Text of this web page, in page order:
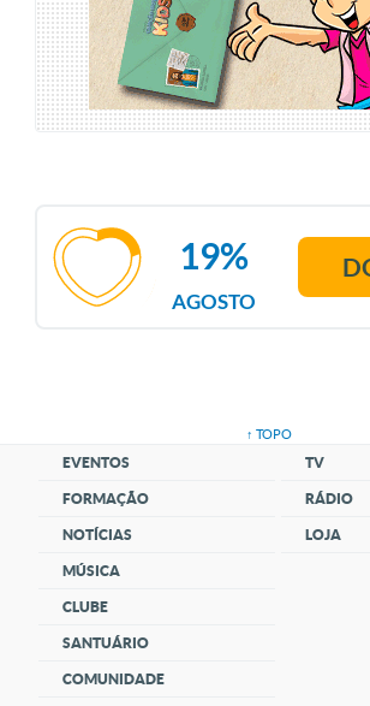
AGOSTO
19%
↑ TOPO
EVENTOS
FORMAÇÃO
NOTÍCIAS
MÚSICA
CLUBE
SANTUÁRIO
COMUNIDADE
TV
RÁDIO
LOJA